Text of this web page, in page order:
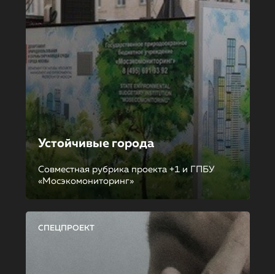
Устойчивые города
Совместная рубрика проекта +1 и ГПБУ
«Мосэкомониторинг»
СПЕЦПРОЕКТ